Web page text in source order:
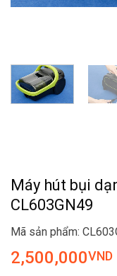
Máy hút bụi
CL603GN49
Mã sản phẩm:
2,500,000VND